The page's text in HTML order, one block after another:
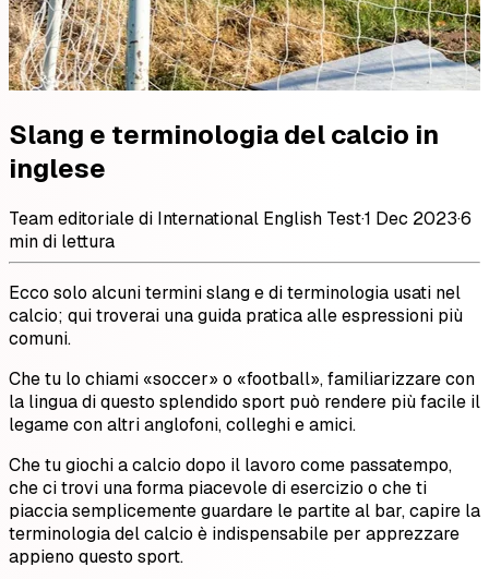
Slang e terminologia del calcio in
inglese
Team editoriale di International English Test·1 Dec 2023·6
min di lettura
Ecco solo alcuni termini slang e di terminologia usati nel
calcio; qui troverai una guida pratica alle espressioni più
comuni.
Che tu lo chiami «soccer» o «football», familiarizzare con
la lingua di questo splendido sport può rendere più facile il
legame con altri anglofoni, colleghi e amici.
Che tu giochi a calcio dopo il lavoro come passatempo,
che ci trovi una forma piacevole di esercizio o che ti
piaccia semplicemente guardare le partite al bar, capire la
terminologia del calcio è indispensabile per apprezzare
appieno questo sport.